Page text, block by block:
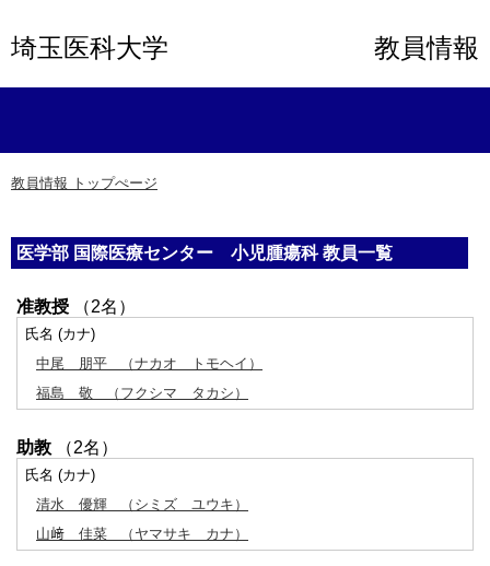
埼玉医科大学 教員情報
教員情報 トップぺージ
医学部 国際医療センター 小児腫瘍科 教員一覧
准教授 （2名）
氏名 (カナ)
中尾 朋平
（ナカオ トモヘイ）
福島 敬
（フクシマ タカシ）
助教 （2名）
氏名 (カナ)
清水 優輝
（シミズ ユウキ）
山﨑 佳菜
（ヤマサキ カナ）